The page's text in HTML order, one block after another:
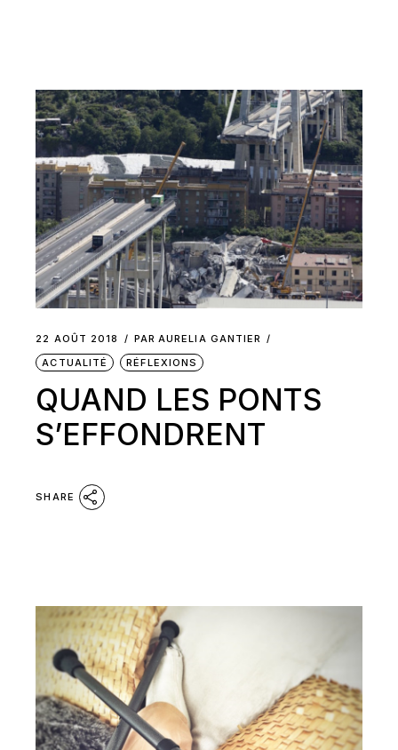
22 AOÛT 2018 PAR AURELIA GANTIER
ACTUALITÉ
RÉFLEXIONS
QUAND LES PONTS
S’EFFONDRENT
SHARE